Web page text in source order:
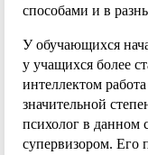
способами и в
У обучающихся
у учащихся более
интеллектом
значительной
психолог в данном
супервизором. Его